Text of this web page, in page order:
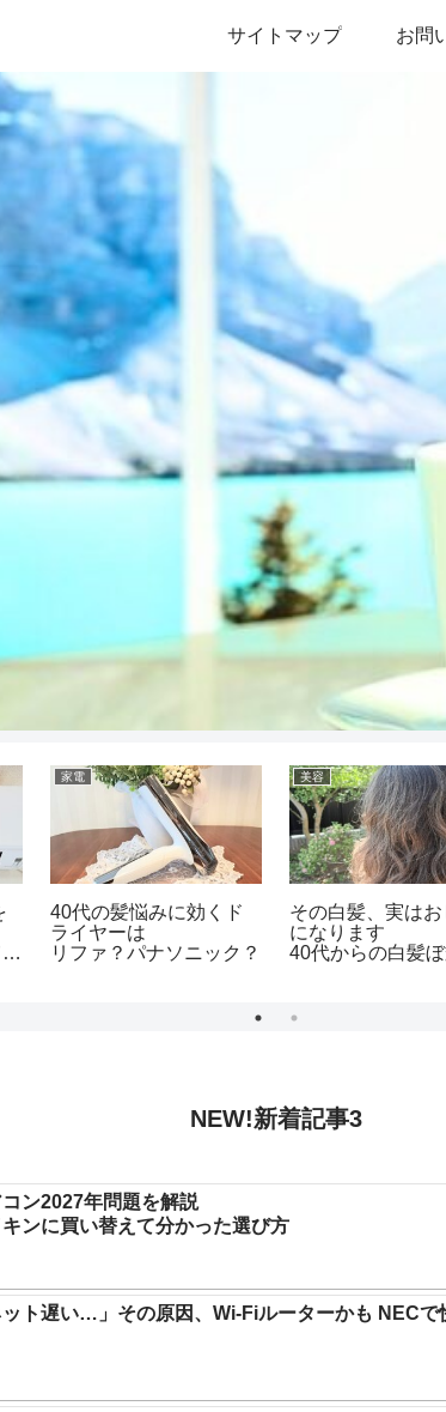
サイトマップ お問
家電
40代の髪悩みに効くド
ライヤーは
リファ？パナソニック？
美容
その白髪、実は
になります
40代からの白髪
NEW!新着記事3
ン2027年問題を解説
ンに買い替えて分かった選び方
ット遅い…」その原因、Wi-Fiルーターかも NECで